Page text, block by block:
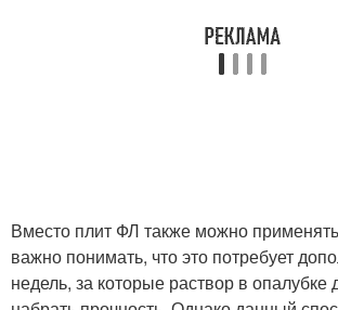
Вместо плит ФЛ также можно
важно понимать, что это потребует
недель, за которые раствор в опалубке